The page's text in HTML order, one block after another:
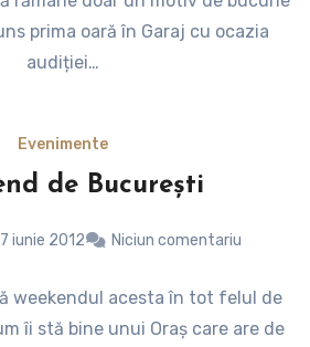
prima oară în Garaj cu ocazia
audiției…
Evenimente
de București
iunie 2012 Niciun comentariu
weekendul acesta în tot felul de
îi stă bine unui Oraș care are de